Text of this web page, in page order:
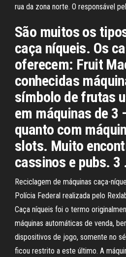
rua da zona norte. O responsável
São muitos os
caça níqueis. Os
oferecem: Fruit
conhecidas
símbolo de frutas
em máquinas de 3
quanto com
slots. Muito
cassinos e pubs. 3
Reciclagem de máquinas caça-
Polícia Federal realizada pelo
Caça níqueis foi o termo
máquinas automáticas de venda,
dispositivos de jogo, somente no
ficou restrito a este último. A